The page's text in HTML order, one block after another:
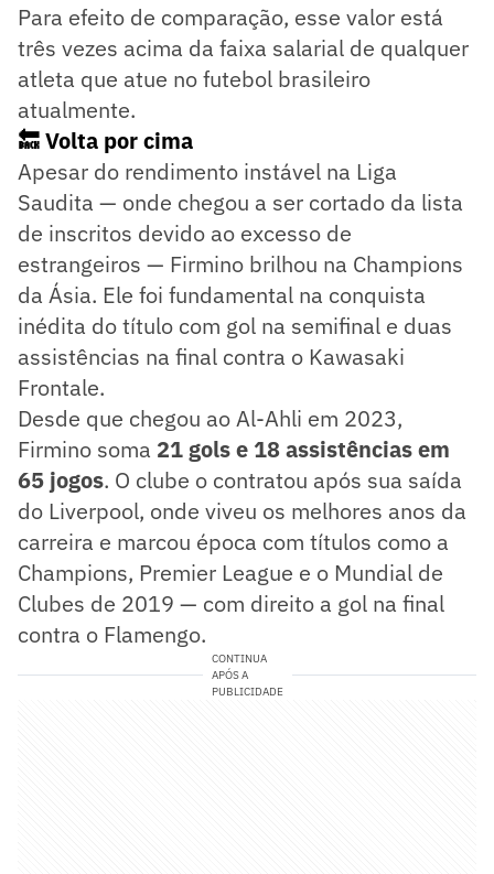
Para efeito de comparação, esse valor está
três vezes acima da faixa salarial de qualquer
atleta que atue no futebol brasileiro
atualmente.
🔙 Volta por cima
Apesar do rendimento instável na Liga
Saudita — onde chegou a ser cortado da lista
de inscritos devido ao excesso de
estrangeiros — Firmino brilhou na Champions
da Ásia. Ele foi fundamental na conquista
inédita do título com gol na semifinal e duas
assistências na final contra o Kawasaki
Frontale.
Desde que chegou ao Al-Ahli em 2023,
Firmino soma 21 gols e 18 assistências em
65 jogos. O clube o contratou após sua saída
do Liverpool, onde viveu os melhores anos da
carreira e marcou época com títulos como a
Champions, Premier League e o Mundial de
Clubes de 2019 — com direito a gol na final
contra o Flamengo.
CONTINUA
APÓS A
PUBLICIDADE